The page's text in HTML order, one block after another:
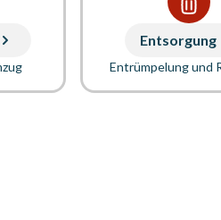
Entsorgung
Entrümpelung und